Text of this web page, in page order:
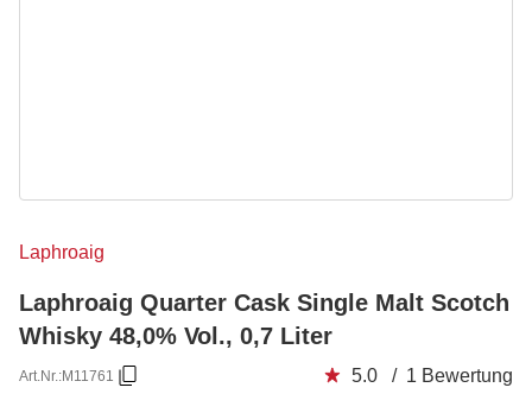
Laphroaig
Laphroaig Quarter Cask Single Malt Scotch
Whisky 48,0% Vol., 0,7 Liter
Art.Nr.:M11761 5.0 / 1 Bewertung